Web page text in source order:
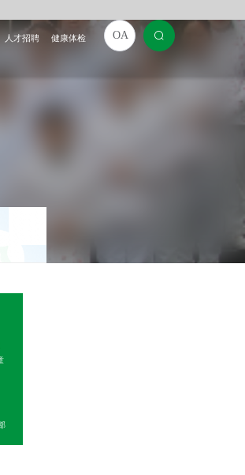
人才招聘 健康体检 OA